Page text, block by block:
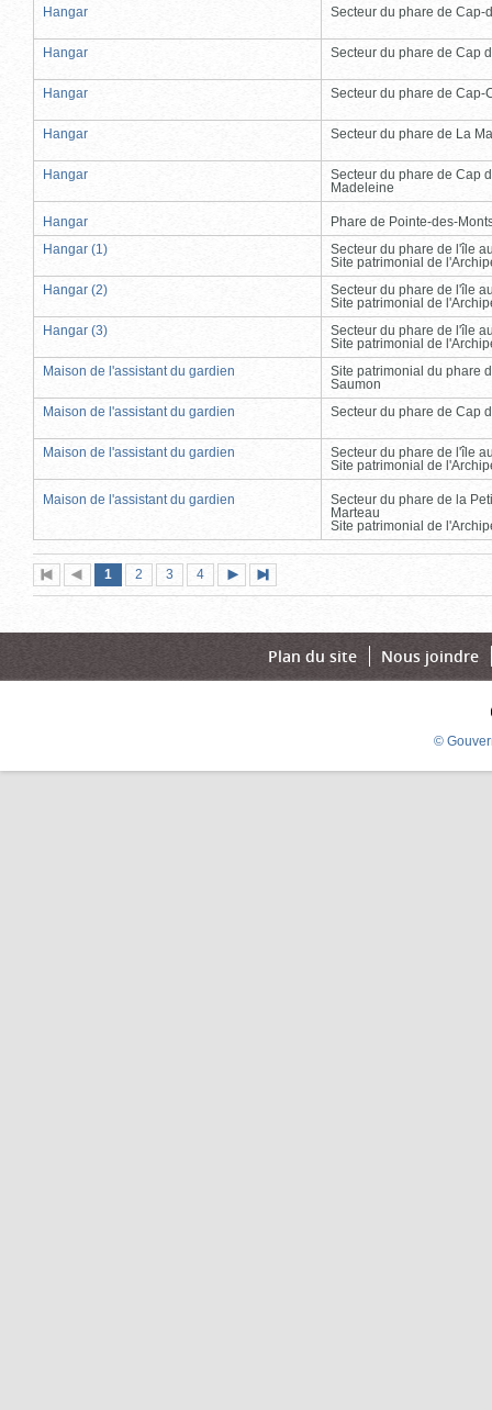
Hangar Secteur du phare de Cap-
Hangar Secteur du phare de Cap
Hangar Secteur du phare de Cap-
Hangar Secteur du phare de La
Hangar
Secteur du phare de Cap
Madeleine
Hangar
Phare de Pointe-des-
Hangar (1)
Secteur du phare de l'île
Site patrimonial de
Hangar (2)
Secteur du phare de l'île
Site patrimonial de
Hangar (3)
Secteur du phare de l'île
Site patrimonial de
Maison de l'assistant du gardien
Site patrimonial du phare
Saumon
Maison de l'assistant du gardien
Secteur du phare de Cap
Maison de l'assistant du gardien
Secteur du phare de l'île
Site patrimonial de
Maison de l'assistant du gardien
Secteur du phare de la
Marteau
Site patrimonial de
Première
page
Page
précédente
Page
1 (page
actuelle)
Page
2 Page
3 Page
4
suivante
page
Plan du site Nous joindre
©